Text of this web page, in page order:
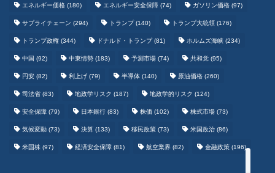
エネルギー価格 (180) エネルギー安全保障 (74) ガソリン価格 (97)
サプライチェーン (294) トランプ(140) トランプ大統領 (176)
トランプ政権 (344) ドナルド・トランプ(81) ホルムズ海峡 (234)
中国 (92) 中東情勢 (183) 予測市場 (74) 共和党 (95)
円安 (82) 利上げ (79) 半導体 (140) 原油価格 (260)
司法省 (83) 地政学リスク (187) 地政学的リスク (124)
安全保障 (79) 日本銀行 (83) 株価 (102) 株式市場 (73)
気候変動 (73) 決算 (133) 移民政策 (73) 米国政治 (86)
米国株 (97) 経済安全保障 (81) 航空業界 (82) 金融政策 (196)
野球まとめ
サッカーまとめ